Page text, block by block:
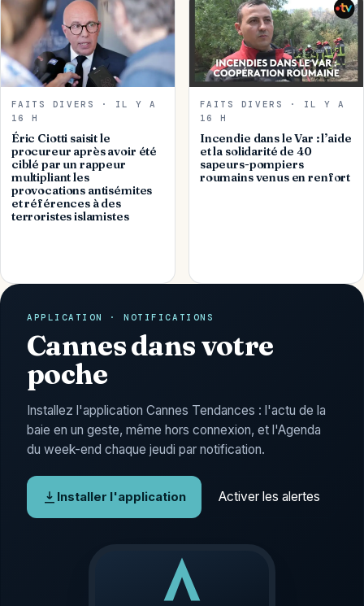
FAITS DIVERS · IL Y A
16 H
Éric Ciotti saisit le
procureur après avoir été
ciblé par un rappeur
multipliant les
provocations antisémites
et références à des
terroristes islamistes
FAITS DIVERS · IL Y A
16 H
Incendie dans le Var : l’aide
et la solidarité de 40
sapeurs-pompiers
roumains venus en renfort
APPLICATION · NOTIFICATIONS
Cannes dans votre
poche
Installez l'application Cannes Tendances : l'actu de la
baie en un geste, même hors connexion, et l'Agenda
du week-end chaque jeudi par notification.
Installer l'application Activer les alertes